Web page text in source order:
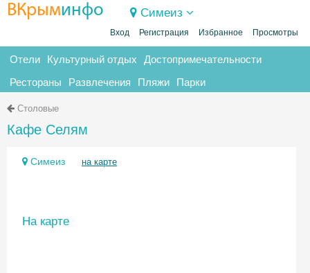
ВКрыминфо Симеиз
Вход Регистрация Избранное Просмотры
Отели Культурный отдых Достопримечательности
Рестораны Развлечения Пляжи Парки
Столовые
Кафе Селям
Симеиз на карте
На карте